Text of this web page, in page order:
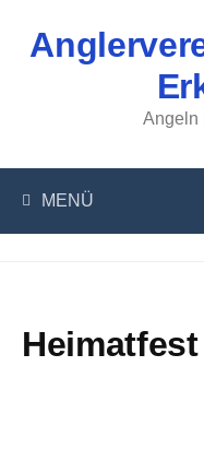
Angeln
MENÜ
Heimatfest